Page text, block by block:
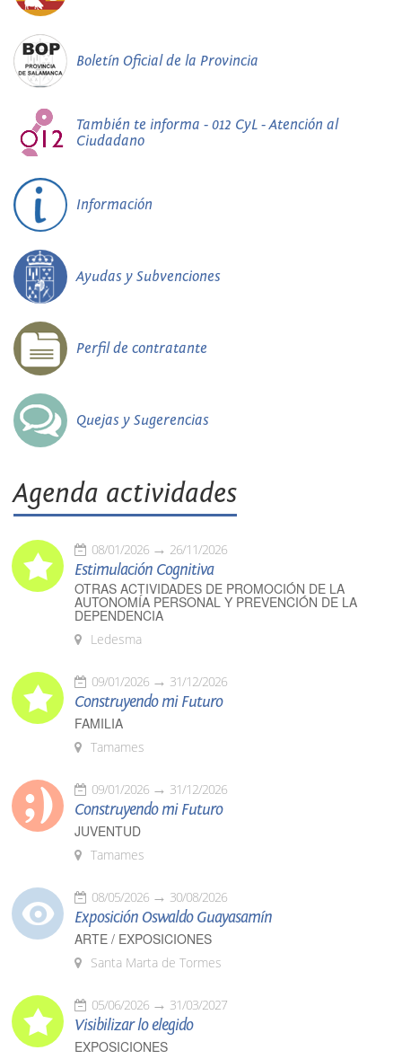
Boletín Oficial de la Provincia
También te informa - 012 CyL - Atención al
Ciudadano
Información
Ayudas y Subvenciones
Perfil de contratante
Quejas y Sugerencias
Agenda actividades
08/01/2026 26/11/2026
Estimulación Cognitiva
OTRAS ACTIVIDADES DE PROMOCIÓN DE LA
AUTONOMÍA PERSONAL Y PREVENCIÓN DE LA
DEPENDENCIA
Ledesma
09/01/2026 31/12/2026
Construyendo mi Futuro
FAMILIA
Tamames
09/01/2026 31/12/2026
Construyendo mi Futuro
JUVENTUD
Tamames
08/05/2026 30/08/2026
Exposición Oswaldo Guayasamín
ARTE / EXPOSICIONES
Santa Marta de Tormes
05/06/2026 31/03/2027
Visibilizar lo elegido
EXPOSICIONES